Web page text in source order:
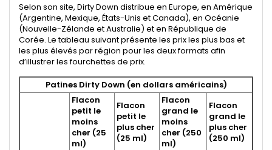
Selon son site, Dirty Down distribue en Europe, en Amérique
(Argentine, Mexique, États-Unis et Canada), en Océanie
(Nouvelle-Zélande et Australie) et en République de
Corée. Le tableau suivant présente les prix les plus bas et
les plus élevés par région pour les deux formats afin
d’illustrer les fourchettes de prix.
Patines Dirty Down (en dollars américains)
Flacon
petit le
moins
cher (25
ml)
Flacon
petit le
plus cher
(25 ml)
Flacon
grand le
moins
cher (250
ml)
Flacon
grand le
plus cher
(250 ml)